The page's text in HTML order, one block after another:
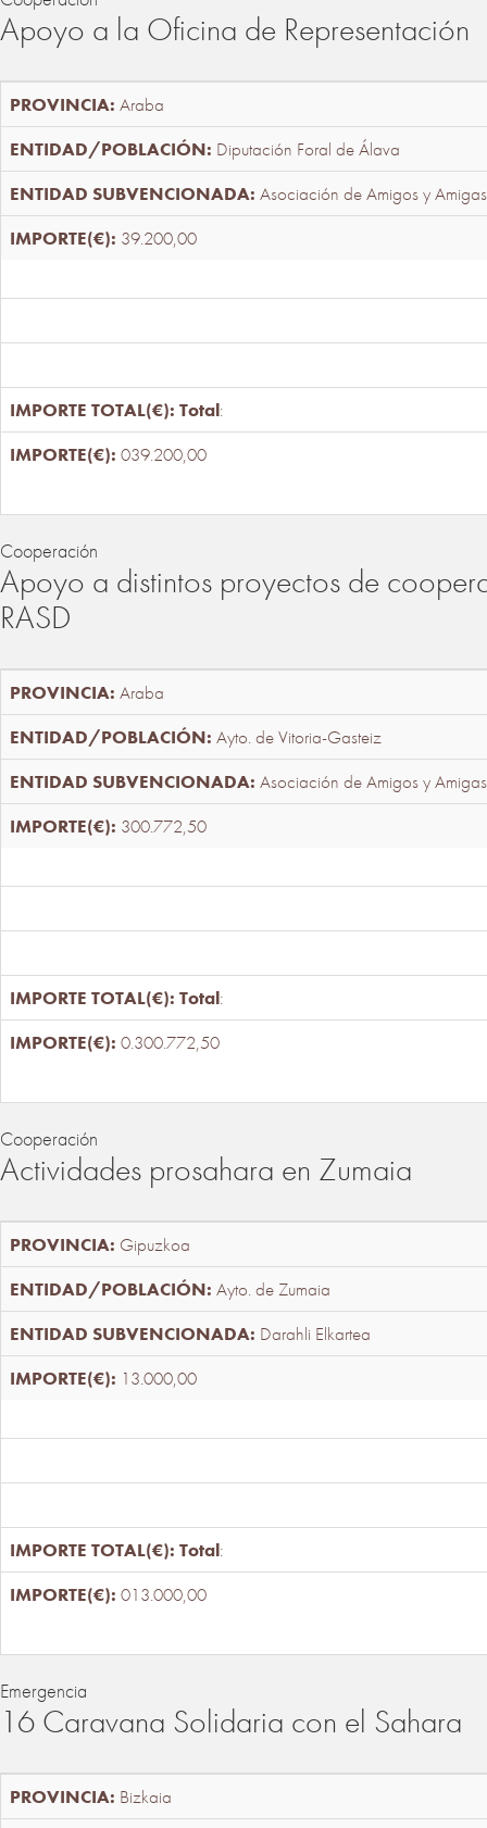
Apoyo a la Oficina de Representación
Araba
Diputación Foral de Álava
Asociación de Amigos y
39.200,00
Total:
039.200,00
Cooperación
Apoyo a distintos proyectos de
RASD
Araba
Ayto. de Vitoria-Gasteiz
Asociación de Amigos y
300.772,50
Total:
0.300.772,50
Cooperación
Actividades prosahara en Zumaia
Gipuzkoa
Ayto. de Zumaia
Darahli Elkartea
13.000,00
Total:
013.000,00
Emergencia
16 Caravana Solidaria con el Sahara
Bizkaia